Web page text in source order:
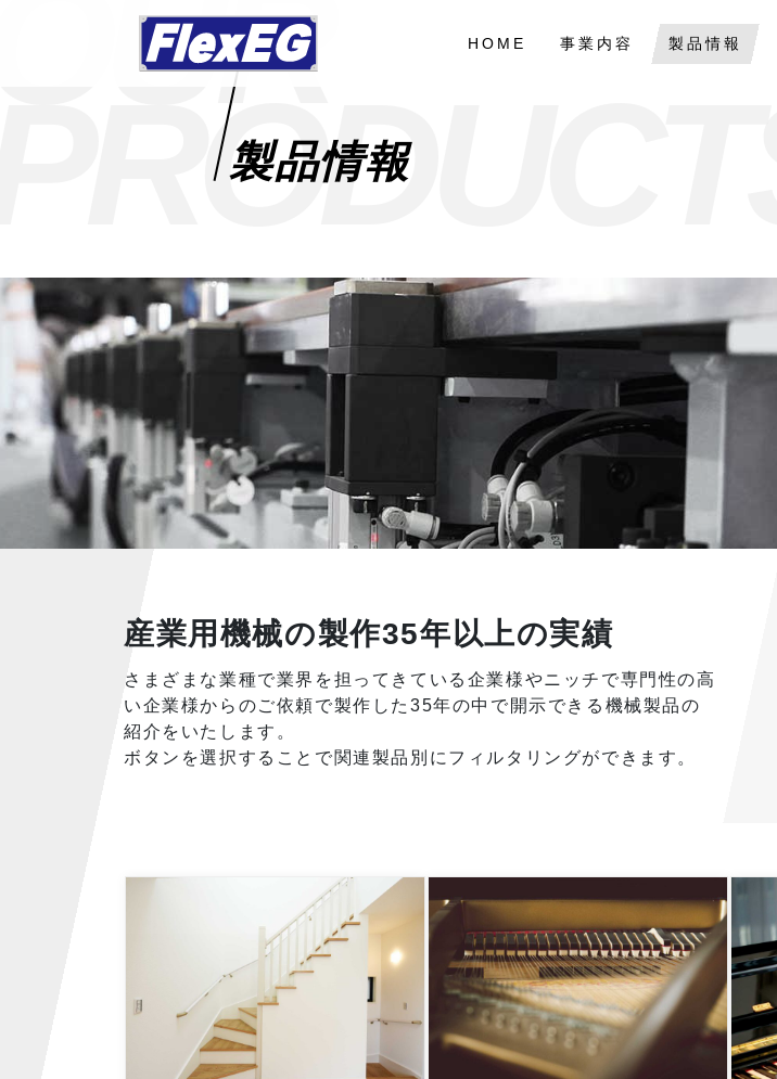
HOME 事業内容 製品情報
製品情報
UR
OD
産業用機械の製作35年以上の実績
さまざまな業種で業界を担ってきている企業様やニッチで専門性の高
い企業様からのご依頼で製作した35年の中で開示できる機械製品の
紹介をいたします。
ボタンを選択することで関連製品別にフィルタリングができます。